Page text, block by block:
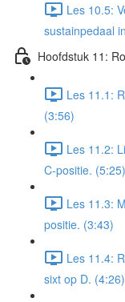
Les 10.5:
sustainpedaal
Hoofdstuk 11:
Les 11.1:
(3:56)
Les 11.2:
C-positie. (5:25)
Les 11.3:
positie. (3:43)
Les 11.4:
sixt op D. (4:26)